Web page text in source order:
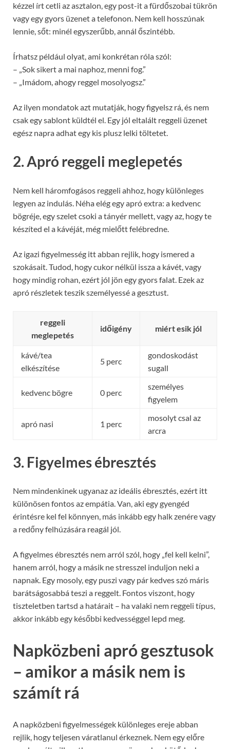
kézzel írt cetli az asztalon, egy post-it a fürdőszobai tükrön
vagy egy gyors üzenet a telefonon. Nem kell hosszúnak
lennie, sőt: minél egyszerűbb, annál őszintébb.
Írhatsz például olyat, ami konkrétan róla szól:
– „Sok sikert a mai naphoz, menni fog.”
– „Imádom, ahogy reggel mosolyogsz.”
Az ilyen mondatok azt mutatják, hogy figyelsz rá, és nem
csak egy sablont küldtél el. Egy jól eltalált reggeli üzenet
egész napra adhat egy kis plusz lelki töltetet.
2. Apró reggeli meglepetés
Nem kell háromfogásos reggeli ahhoz, hogy különleges
legyen az indulás. Néha elég egy apró extra: a kedvenc
bögréje, egy szelet csoki a tányér mellett, vagy az, hogy te
készíted el a kávéját, még mielőtt felébredne.
Az igazi figyelmesség itt abban rejlik, hogy ismered a
szokásait. Tudod, hogy cukor nélkül issza a kávét, vagy
hogy mindig rohan, ezért jól jön egy gyors falat. Ezek az
apró részletek teszik személyessé a gesztust.
reggeli
meglepetés
időigény miért esik jól
kávé/tea
elkészítése
5 perc
gondoskodást
sugall
kedvenc bögre 0 perc
személyes
figyelem
apró nasi 1 perc
mosolyt csal az
arcra
3. Figyelmes ébresztés
Nem mindenkinek ugyanaz az ideális ébresztés, ezért itt
különösen fontos az empátia. Van, aki egy gyengéd
érintésre kel fel könnyen, más inkább egy halk zenére vagy
a redőny felhúzására reagál jól.
A figyelmes ébresztés nem arról szól, hogy „fel kell kelni”,
hanem arról, hogy a másik ne stresszel induljon neki a
napnak. Egy mosoly, egy puszi vagy pár kedves szó máris
barátságosabbá teszi a reggelt. Fontos viszont, hogy
tiszteletben tartsd a határait – ha valaki nem reggeli típus,
akkor inkább egy későbbi kedvességgel lepd meg.
Napközbeni apró gesztusok
– amikor a másik nem is
számít rá
A napközbeni figyelmességek különleges ereje abban
rejlik, hogy teljesen váratlanul érkeznek. Nem egy előre